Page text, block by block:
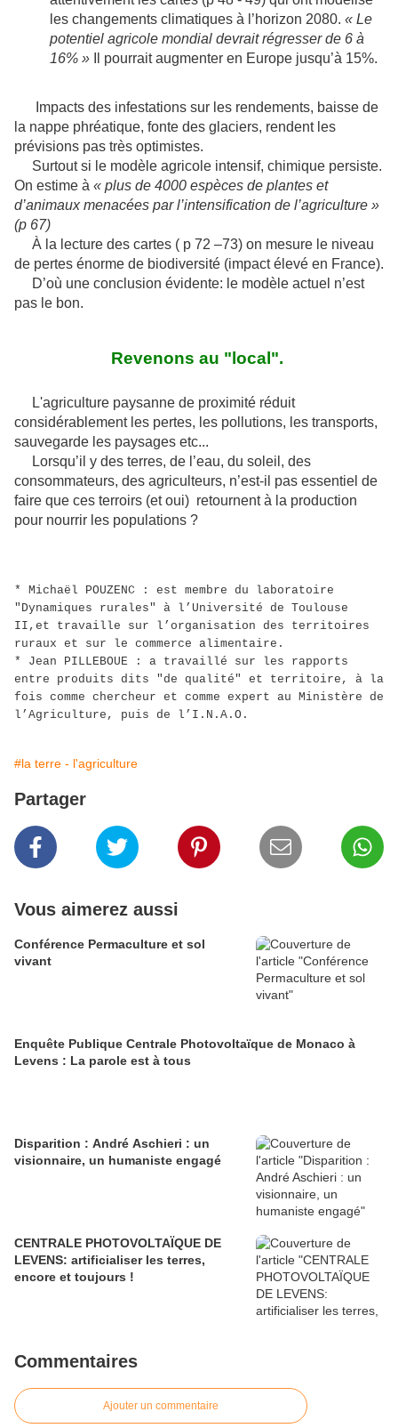
les changements climatiques à l’horizon 2080. « Le
potentiel agricole mondial devrait régresser de 6 à
16% » Il pourrait augmenter en Europe jusqu’à 15%.
Impacts des infestations sur les rendements, baisse de
la nappe phréatique, fonte des glaciers, rendent les
prévisions pas très optimistes.
Surtout si le modèle agricole intensif, chimique persiste.
On estime à « plus de 4000 espèces de plantes et
d’animaux menacées par l’intensification de l’agriculture »
(p 67)
À la lecture des cartes ( p 72 –73) on mesure le niveau
de pertes énorme de biodiversité (impact élevé en France).
D’où une conclusion évidente: le modèle actuel n’est
pas le bon.
Revenons au "local".
L'agriculture paysanne de proximité réduit
considérablement les pertes, les pollutions, les transports,
sauvegarde les paysages etc...
Lorsqu’il y des terres, de l’eau, du soleil, des
consommateurs, des agriculteurs, n’est-il pas essentiel de
faire que ces terroirs (et oui) retournent à la production
pour nourrir les populations ?
* Michaël POUZENC : est membre du laboratoire
"Dynamiques rurales" à l’Université de Toulouse
II,et travaille sur l’organisation des territoires
ruraux et sur le commerce alimentaire.
* Jean PILLEBOUE : a travaillé sur les rapports
entre produits dits "de qualité" et territoire, à la
fois comme chercheur et comme expert au Ministère de
l’Agriculture, puis de l’I.N.A.O.
#la terre - l'agriculture
Partager
Vous aimerez aussi
Conférence Permaculture et sol
vivant
Enquête Publique Centrale Photovoltaïque de Monaco à
Levens : La parole est à tous
Disparition : André Aschieri : un
visionnaire, un humaniste engagé
CENTRALE PHOTOVOLTAÏQUE DE
LEVENS: artificialiser les terres,
encore et toujours !
Commentaires
Ajouter un commentaire